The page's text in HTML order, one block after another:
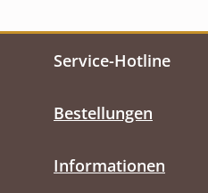
Service-Hotline
Bestellungen
Informationen